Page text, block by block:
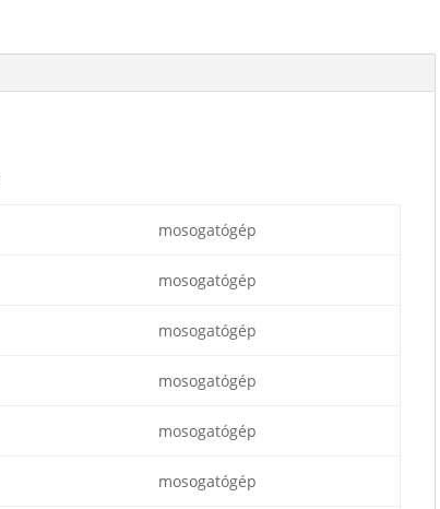
mosogatógép
mosogatógép
mosogatógép
mosogatógép
mosogatógép
mosogatógép